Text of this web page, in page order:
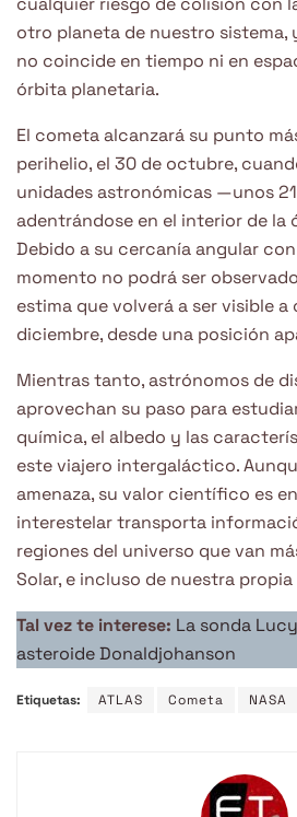
otro planeta de nuestro sistema,
no coincide en tiempo ni en
órbita planetaria.
El cometa alcanzará su punto
perihelio, el 30 de octubre,
unidades astronómicas —unos
adentrándose en el interior de la
Debido a su cercanía angular con
momento no podrá ser
estima que volverá a ser visible a
diciembre, desde una posición
Mientras tanto, astrónomos de
aprovechan su paso para
química, el albedo y las
este viajero intergaláctico.
amenaza, su valor científico es
interestelar transporta
regiones del universo que van
Solar, e incluso de nuestra propia
Tal vez te interese: La sonda
asteroide Donaldjohanson
Etiquetas: ATLAS Cometa NASA